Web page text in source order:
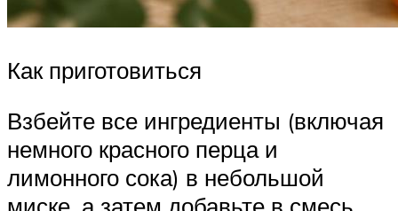
Как приготовиться
Взбейте все ингредиенты (включая
немного красного перца и
лимонного сока) в небольшой